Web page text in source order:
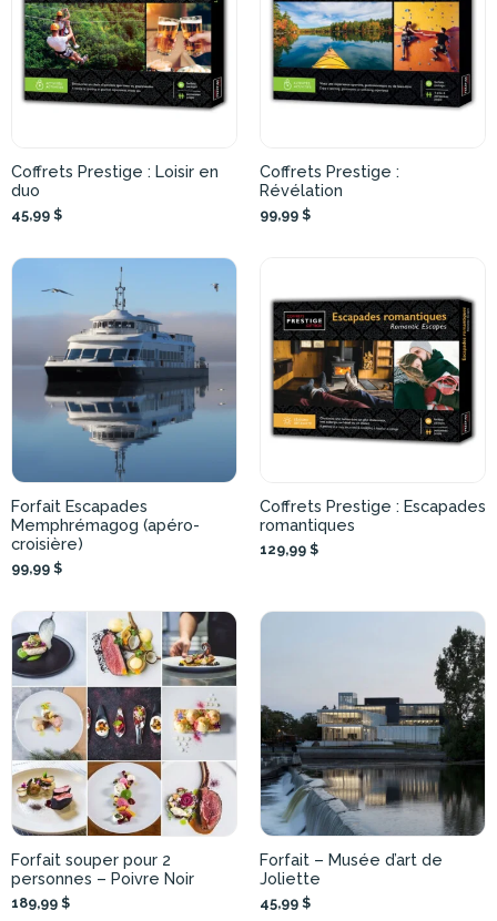
Coffrets Prestige : Loisir en
duo
45,99 $
Coffrets Prestige :
Révélation
99,99 $
Forfait Escapades
Memphrémagog (apéro-
croisière)
99,99 $
Coffrets Prestige : Escapades
romantiques
129,99 $
Forfait souper pour 2
personnes – Poivre Noir
189,99 $
Forfait – Musée d’art de
Joliette
45,99 $